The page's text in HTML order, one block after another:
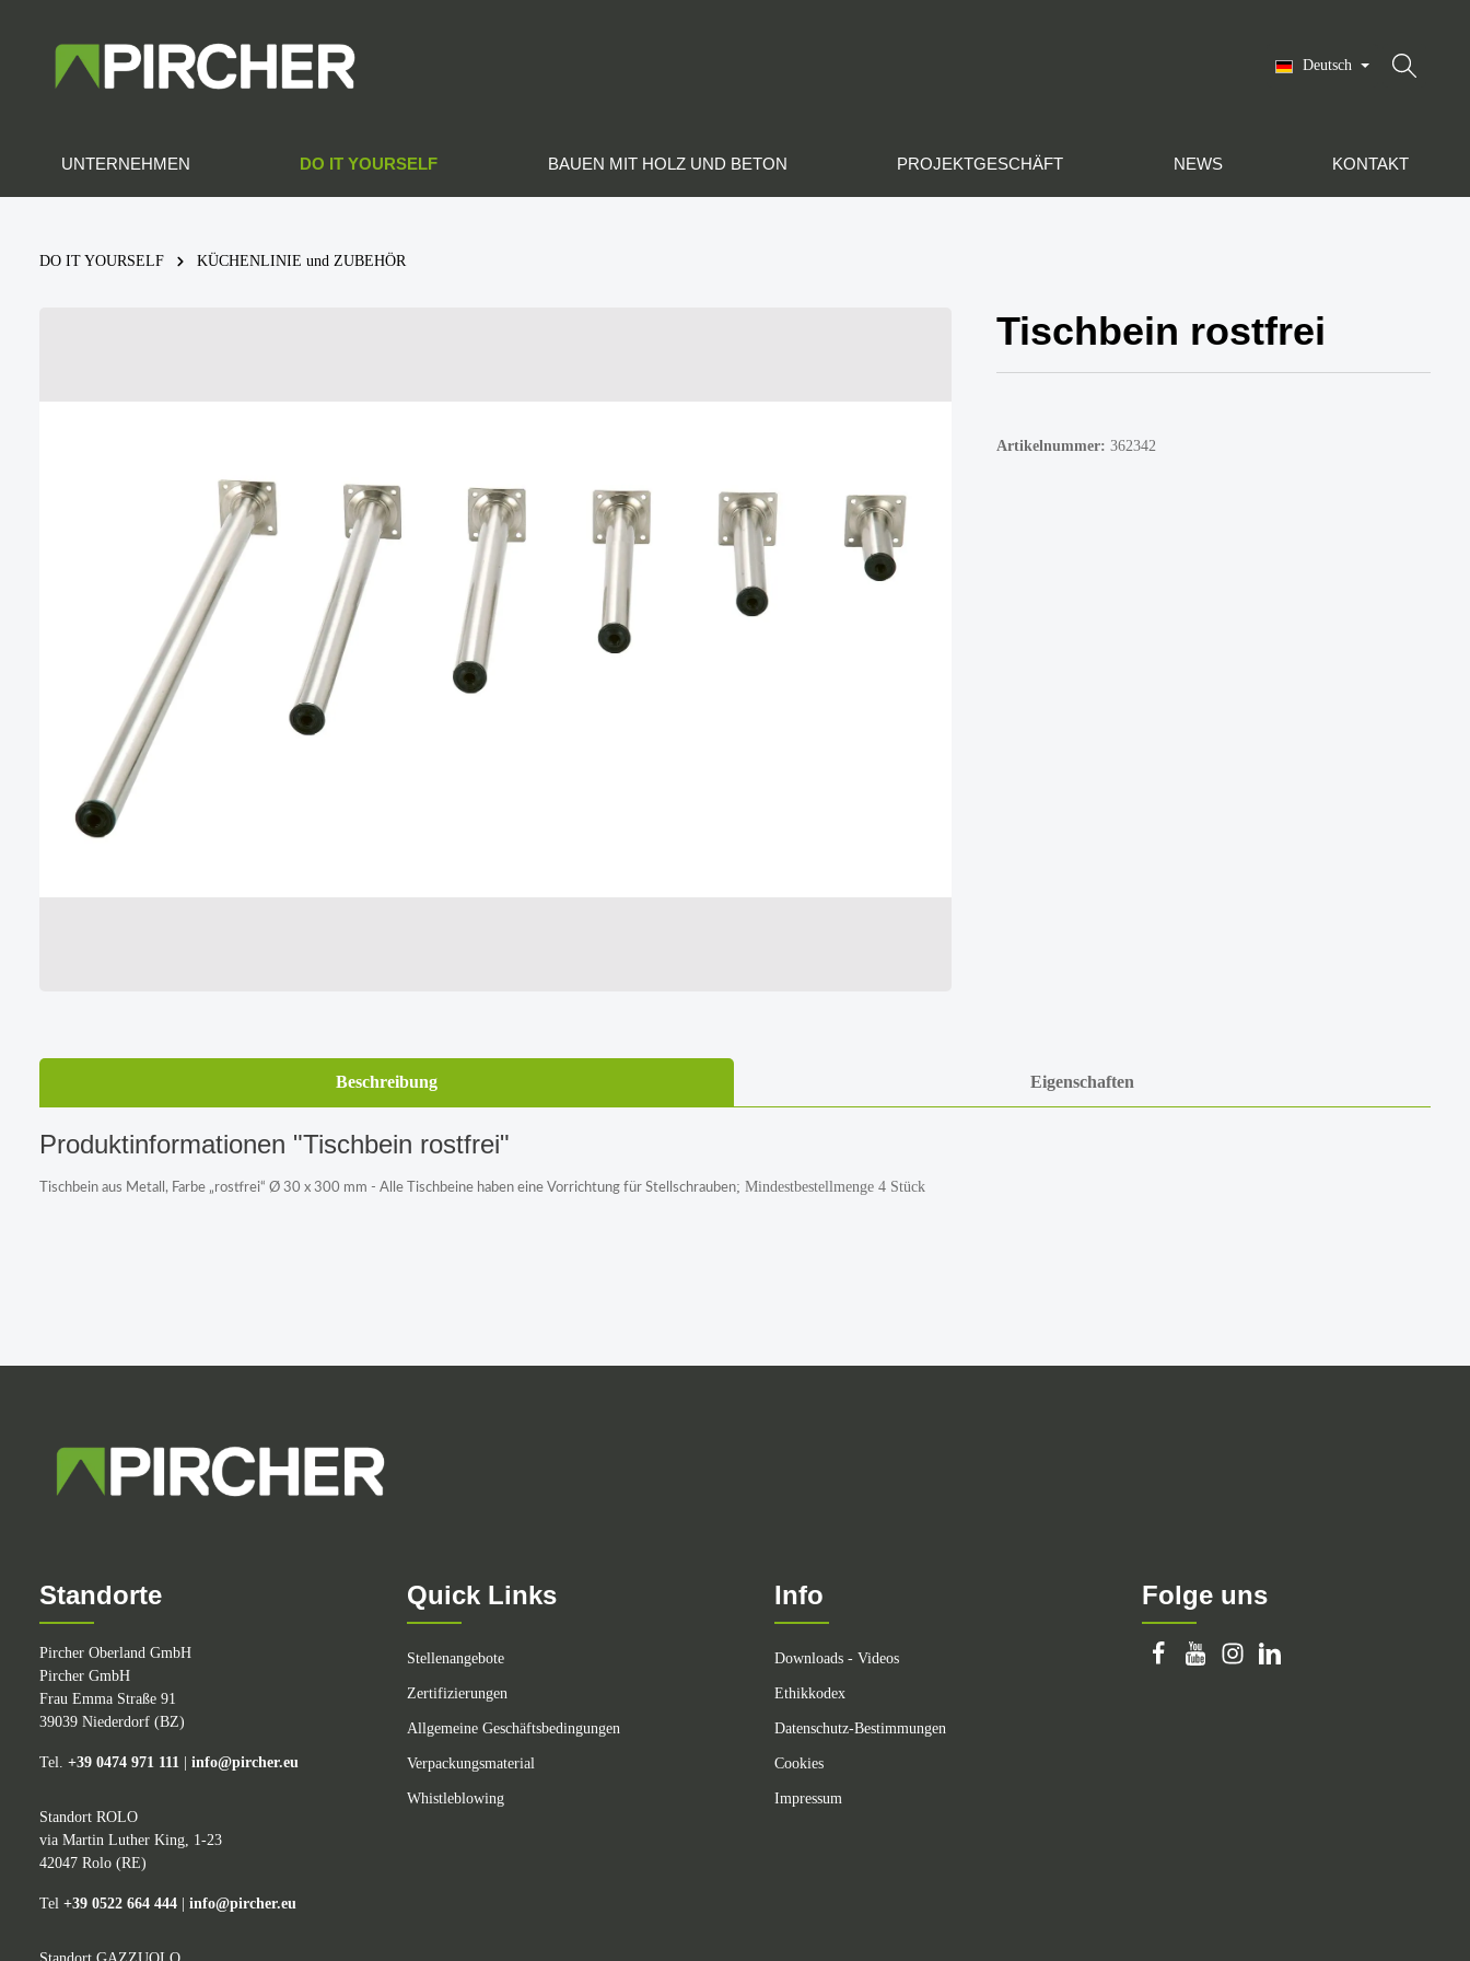
Deutsch
UNTERNEHMEN BAUEN MIT HOLZ UND BETON PROJEKTGESCHÄFT NEWS KONTAKT
DO IT YOURSELF KÜCHENLINIE und ZUBEHÖR
Tischbein rostfrei
Artikelnummer: 362342
Beschreibung Eigenschaften
Produktinformationen "Tischbein rostfrei"
Tischbein aus Metall, Farbe „rostfrei“ Ø 30 x 300 mm - Alle Tischbeine haben eine Vorrichtung für Stellschrauben; Mindestbestellmenge 4 Stück
Folge uns
Standorte
Pircher Oberland GmbH
Pircher GmbH
Frau Emma Straße 91
39039 Niederdorf (BZ)
Tel. +39 0474 971 111 info@pircher.eu
Standort ROLO
via Martin Luther King, 1-23
42047 Rolo (RE)
Tel +39 0522 664 444 info@pircher.eu
Quick Links
Stellenangebote
Zertifizierungen
Allgemeine Geschäftsbedingungen
Verpackungsmaterial
Whistleblowing
Info
Downloads - Videos
Ethikkodex
Datenschutz-Bestimmungen
Cookies
Impressum